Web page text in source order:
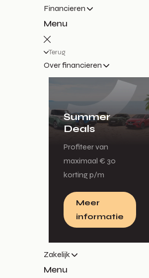
Financieren
Menu
Terug
Over financieren
Summer
Deals
Profiteer van
maximaal € 30
korting p/m
Meer
informatie
Zakelijk
Menu